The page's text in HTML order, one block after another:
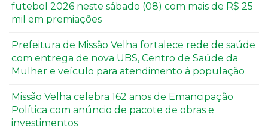
futebol 2026 neste sábado (08) com mais de R$ 25
mil em premiações
Prefeitura de Missão Velha fortalece rede de saúde
com entrega de nova UBS, Centro de Saúde da
Mulher e veículo para atendimento à população
Missão Velha celebra 162 anos de Emancipação
Política com anúncio de pacote de obras e
investimentos